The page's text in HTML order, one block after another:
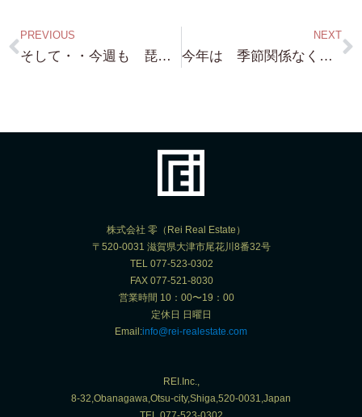
PREVIOUS
そして・・今週も 琵琶湖浜付き・琵琶湖桟橋付き 物件 案内に参ります〜〜〜！！！近江舞子 保養所もございます。
NEXT
今年は 季節関係なく行きましょう！琵琶湖浜付き・琵琶湖桟橋付き物件 こんなのは 季節に合わせていたら いい物件手に入りませんよ！
株式会社 零（Rei Real Estate）
〒520-0031 滋賀県大津市尾花川8番32号
TEL 077-523-0302
FAX 077-521-8030
営業時間 10：00〜19：00
定休日 日曜日
Email:info@rei-realestate.com
REI.Inc.,
8-32,Obanagawa,Otsu-city,Shiga,520-0031,Japan